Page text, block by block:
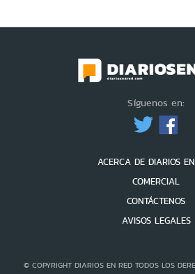
Síguenos en:
ACERCA DE DIARIOS
COMERCIAL
CONTÁCTENOS
AVISOS LEGALES
© COPYRIGHT DIARIOS EN RED TODOS LOS